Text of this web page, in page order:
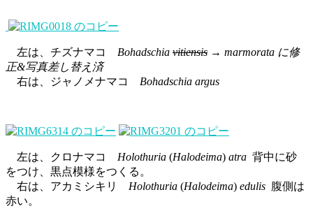
左は、チズナマコ Bohadschia vitiensis → marmorata に修
正&写真差し替え済
右は、ジャノメナマコ Bohadschia argus
左は、クロナマコ Holothuria (Halodeima) atra 背中に砂
をつけ、黒点模様をつくる。
右は、アカミシキリ Holothuria (Halodeima) edulis 腹側は
赤い。